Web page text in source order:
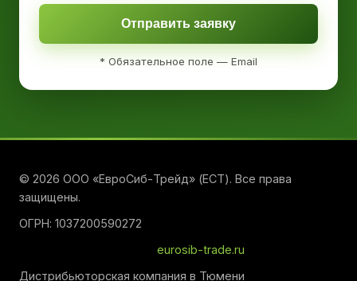
Отправить заявку
* Обязательное поле — Email
© 2026 ООО «ЕвроСиб-Трейд» (ЕСТ). Все права
защищены.
ОГРН: 1037200590272
eurosib-trade.ru
Дистрибьюторская компания в Тюмени